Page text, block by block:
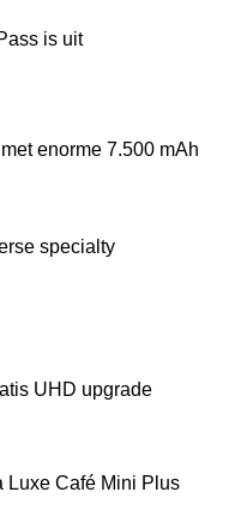
is uit
enorme 7.500 mAh
specialty
UHD upgrade
Luxe Café Mini Plus